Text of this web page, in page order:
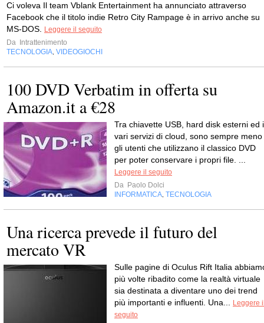
Ci voleva Il team Vblank Entertainment ha annunciato attraverso
Facebook che il titolo indie Retro City Rampage è in arrivo anche su
MS-DOS. Leggere il seguito
Da
Intrattenimento
TECNOLOGIA, VIDEOGIOCHI
100 DVD Verbatim in offerta su
Amazon.it a €28
Tra chiavette USB, hard disk esterni ed i
vari servizi di cloud, sono sempre meno
gli utenti che utilizzano il classico DVD
per poter conservare i propri file. ...
Leggere il seguito
Da Paolo Dolci
INFORMATICA, TECNOLOGIA
Una ricerca prevede il futuro del
mercato VR
Sulle pagine di Oculus Rift Italia
più volte ribadito come la realtà virtuale
sia destinata a diventare uno dei trend
più importanti e influenti. Una... Leggere
seguito